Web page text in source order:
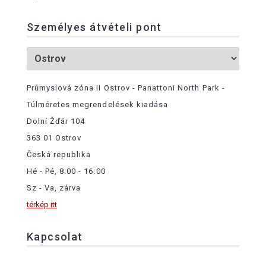
Személyes átvételi pont
Průmyslová zóna II Ostrov - Panattoni North Park -
Túlméretes megrendelések kiadása
Dolní Žďár 104
363 01 Ostrov
Česká republika
Hé - Pé, 8:00 - 16:00
Sz - Va, zárva
térkép itt
Kapcsolat